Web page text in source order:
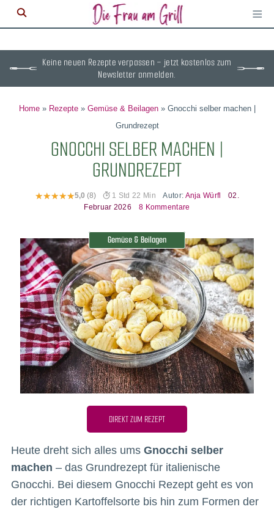
≡
Keine neuen Rezepte verpassen – jetzt kostenlos zum
Newsletter anmelden.
Home» Rezepte» Gemüse & Beilagen» Gnocchi selber machen |
Grundrezept
GNOCCHI SELBER MACHEN |
GRUNDREZEPT
5,0 (8) 1 Std 22 Min Autor: Anja Würfl
02.
Februar 2026
8 Kommentare
Gemüse & Beilagen
DIREKT ZUM REZEPT
Heute dreht sich alles ums Gnocchi selber
machen – das Grundrezept für italienische
Gnocchi. Bei diesem Gnocchi Rezept geht es von
der richtigen Kartoffelsorte bis hin zum Formen der